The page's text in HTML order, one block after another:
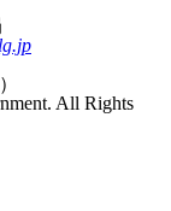
All Rights